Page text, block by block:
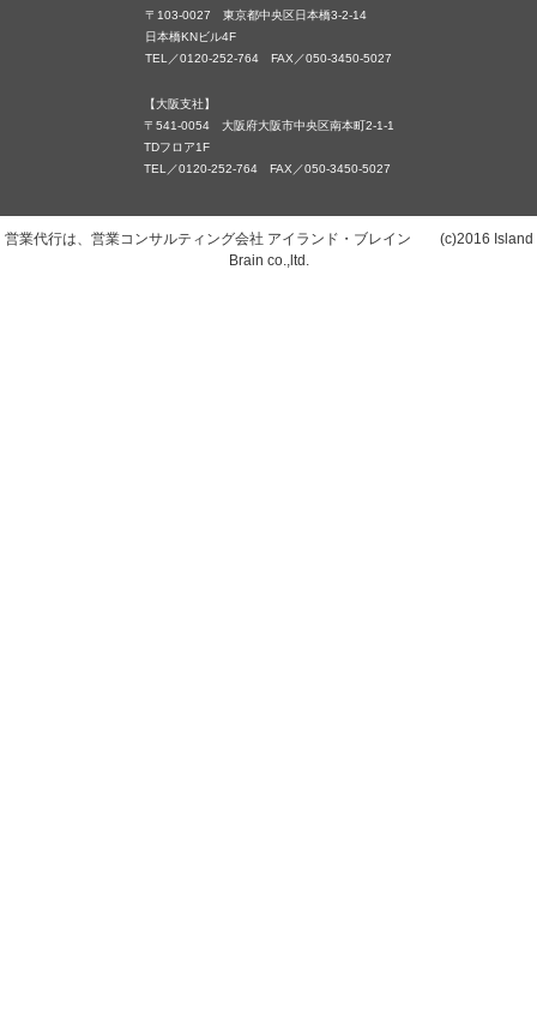
〒103-0027 東京都中央区日本橋3-2-14
日本橋KNビル4F
TEL／0120-252-764 FAX／050-3450-5027
【大阪支社】
〒541-0054 大阪府大阪市中央区南本町2-1-1
TDフロア1F
TEL／0120-252-764 FAX／050-3450-5027
営業代行は、営業コンサルティング会社 アイランド・ブレイン (c)2016 Island
Brain co.,ltd.